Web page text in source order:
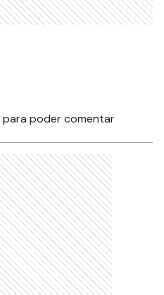
para poder comentar